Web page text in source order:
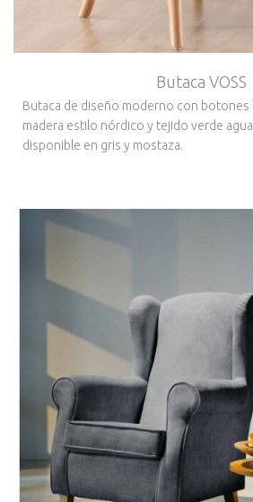
Butaca VOSS
Butaca de diseño moderno con botones
madera estilo nórdico y tejido verde
disponible en gris y mostaza.